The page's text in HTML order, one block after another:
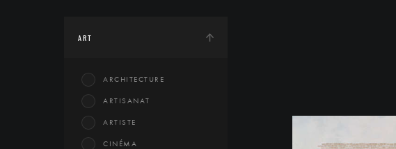
ART
ARCHITECTURE
ARTISANAT
ARTISTE
CINÉMA